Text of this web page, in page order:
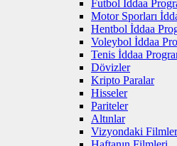
Futbol İddaa
Motor Sporları
Hentbol İddaa
Voleybol İddaa
Tenis İddaa
Dövizler
Kripto Paralar
Hisseler
Pariteler
Altınlar
Vizyondaki Filmler